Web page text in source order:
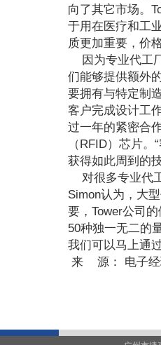
向了其它市场。
于用在医疗和工
质更加重要，价
因为专业代工
们能够提供额外
要拥有与特定制
客户完成设计工
过一年的紧密合
（RFID）芯片
获得如此周到的
对很多专业代
Simon认为，大
要，Tower公司
50种独一无二的
我们可以马上通
来 源： 电子经